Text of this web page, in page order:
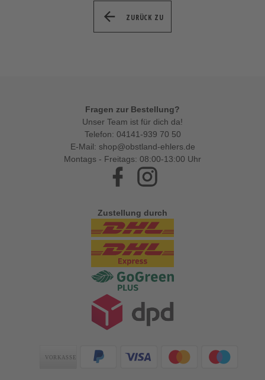
ZURÜCK ZU
Fragen zur Bestellung?
Unser Team ist für dich da!
Telefon: 04141-939 70 50
E-Mail: shop@obstland-ehlers.de
Montags - Freitags: 08:00-13:00 Uhr
Facebook
Zustellung durch
Zahlungsarten